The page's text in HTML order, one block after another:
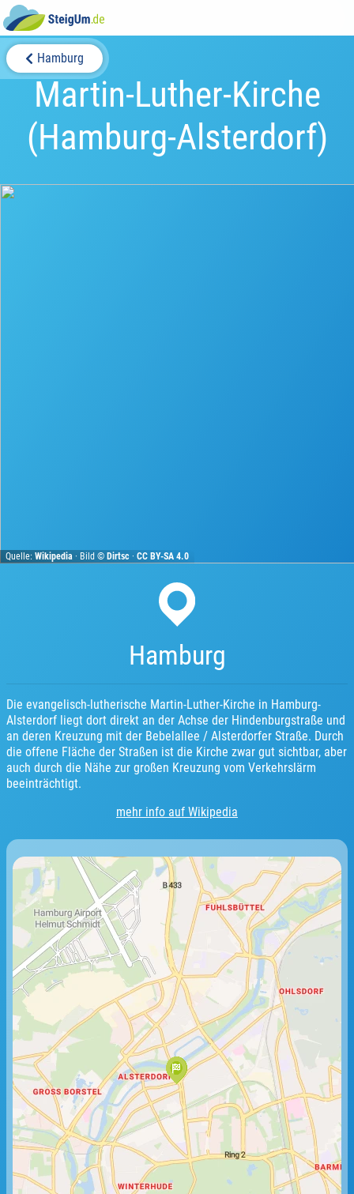
Hamburg
Martin-Luther-Kirche
(Hamburg-Alsterdorf)
Quelle:Wikipedia · Bild ©Dirtsc ·CC BY-SA 4.0
Hamburg
Die evangelisch-lutherische Martin-Luther-Kirche in Hamburg-
Alsterdorf liegt dort direkt an der Achse der Hindenburgstraße und
an deren Kreuzung mit der Bebelallee / Alsterdorfer Straße. Durch
die offene Fläche der Straßen ist die Kirche zwar gut sichtbar, aber
auch durch die Nähe zur großen Kreuzung vom Verkehrslärm
beeinträchtigt.
mehr info auf Wikipedia